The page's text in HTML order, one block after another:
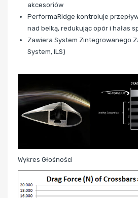
akcesoriów
PerformaRidge kontroluje
nad belką, redukując opór i hałas
Zawiera System Zintegrowanego
System, ILS)
Wykres Głośności